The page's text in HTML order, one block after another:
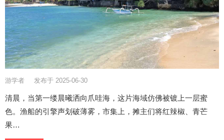
游学者 发布于 2025-06-30
清晨，当第一缕晨曦洒向爪哇海，这片海域仿佛被镀上一层蜜
色。渔船的引擎声划破薄雾，市集上，摊主们将红辣椒、青芒
果…